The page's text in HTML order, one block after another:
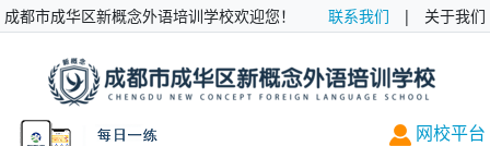
成都市成华区新概念外语培训学校欢迎您！ 联系我们 | 关于我们
网校平台